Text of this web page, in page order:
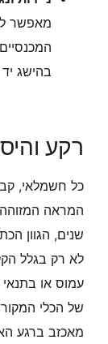
מאפשר
בהישג
רקע
כל חשמלאי,
המראה
שנים, הגוון
לא רק בגלל
עמוס או
של הכלי
מאכזב ברגע